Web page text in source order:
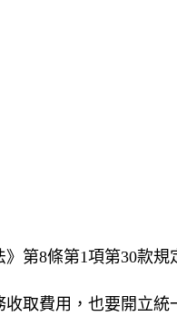
第8條第1項第30款
取費用，也要開立統